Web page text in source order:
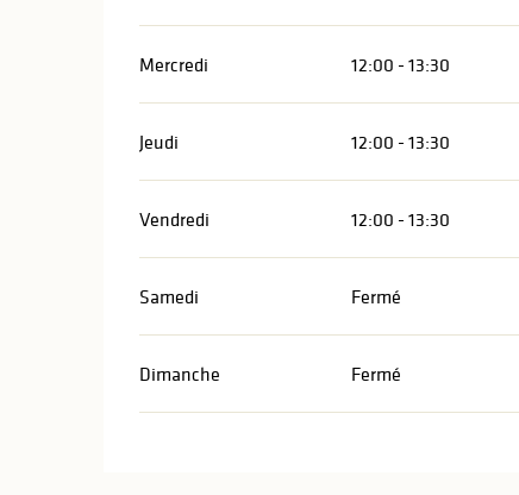
Mercredi 12:00 - 13:30
Jeudi 12:00 - 13:30
Vendredi 12:00 - 13:30
Samedi Fermé
Dimanche Fermé